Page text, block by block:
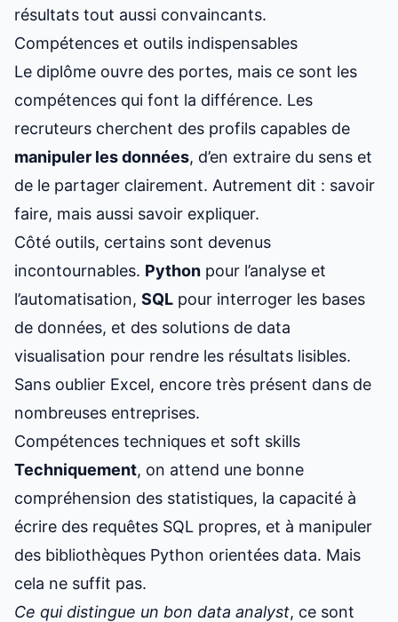
résultats tout aussi convaincants.
Compétences et outils indispensables
Le diplôme ouvre des portes, mais ce sont les
compétences qui font la différence. Les
recruteurs cherchent des profils capables de
manipuler les données, d’en extraire du sens et
de le partager clairement. Autrement dit : savoir
faire, mais aussi savoir expliquer.
Côté outils, certains sont devenus
incontournables. Python pour l’analyse et
l’automatisation, SQL pour interroger les bases
de données, et des solutions de data
visualisation pour rendre les résultats lisibles.
Sans oublier Excel, encore très présent dans de
nombreuses entreprises.
Compétences techniques et soft skills
Techniquement, on attend une bonne
compréhension des statistiques, la capacité à
écrire des requêtes SQL propres, et à manipuler
des bibliothèques Python orientées data. Mais
cela ne suffit pas.
Ce qui distingue un bon data analyst, ce sont